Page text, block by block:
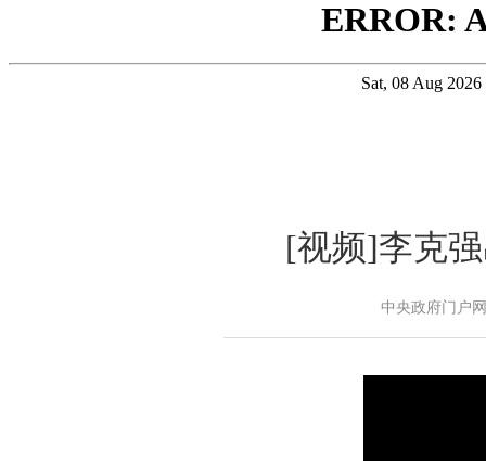
[视频]李克
中央政府门